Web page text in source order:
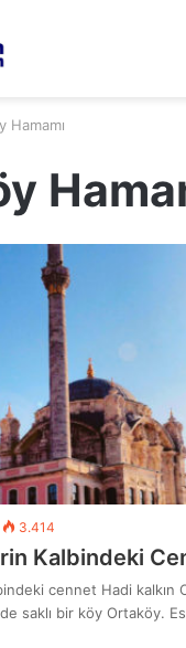
Hamamı
3.414
Kalbindeki
cennet Hadi kalkın
saklı bir köy Ortaköy.